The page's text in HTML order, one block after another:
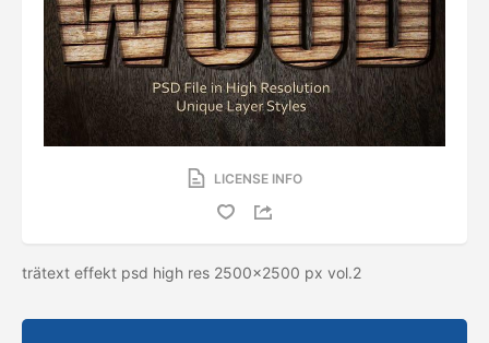
LICENSE INFO
trätext effekt psd high res 2500x2500 px vol.2